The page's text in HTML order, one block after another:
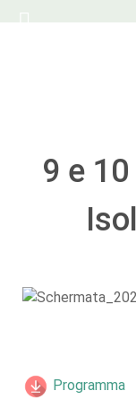
9 e
Programma